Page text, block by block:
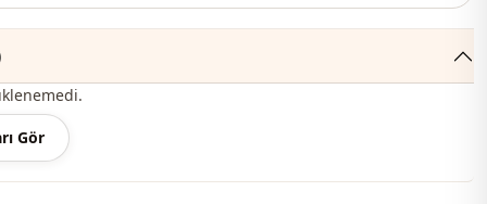
Woven
Zipper
Gör